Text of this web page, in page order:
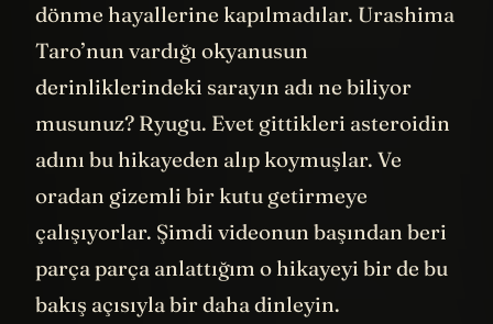
dönme hayallerine kapılmadılar. Urashima
Taro’nun vardığı okyanusun
derinliklerindeki sarayın adı ne biliyor
musunuz? Ryugu. Evet gittikleri asteroidin
adını bu hikayeden alıp koymuşlar. Ve
oradan gizemli bir kutu getirmeye
çalışıyorlar. Şimdi videonun başından beri
parça parça anlattığım o hikayeyi bir de bu
bakış açısıyla bir daha dinleyin.